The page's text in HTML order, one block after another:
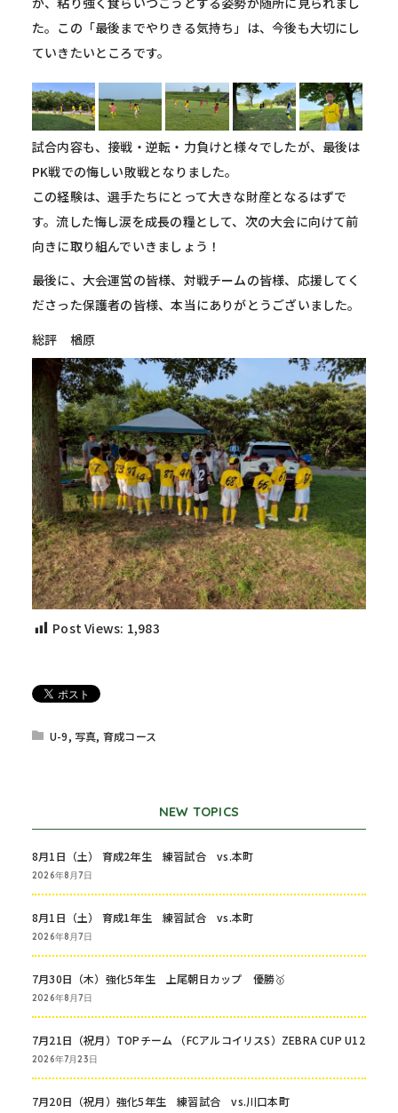
た。この「最後までやりきる気持ち」は、今後も大切にし
ていきたいところです。
試合内容も、接戦・逆転・力負けと様々でしたが、最後は
PK戦での悔しい敗戦となりました。
この経験は、選手たちにとって大きな財産となるはずで
す。流した悔し涙を成長の糧として、次の大会に向けて前
向きに取り組んでいきましょう！
最後に、大会運営の皆様、対戦チームの皆様、応援してく
ださった保護者の皆様、本当にありがとうございました。
総評 楢原
Post Views: 1,983
U-9, 写真, 育成コース
NEW TOPICS
8月1日（土） 育成2年生 練習試合 vs.本町
2026年8月7日
8月1日（土） 育成1年生 練習試合 vs.本町
2026年8月7日
7月30日（木）強化5年生 上尾朝日カップ 優勝🥇
2026年8月7日
7月21日（祝月）TOPチーム （FCアルコイリスS）ZEBRA CUP U12
2026年7月23日
7月20日（祝月）強化5年生 練習試合 vs.川口本町